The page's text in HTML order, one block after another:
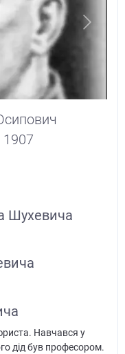
Next
Шухевича
Навчався у
дід був професором.